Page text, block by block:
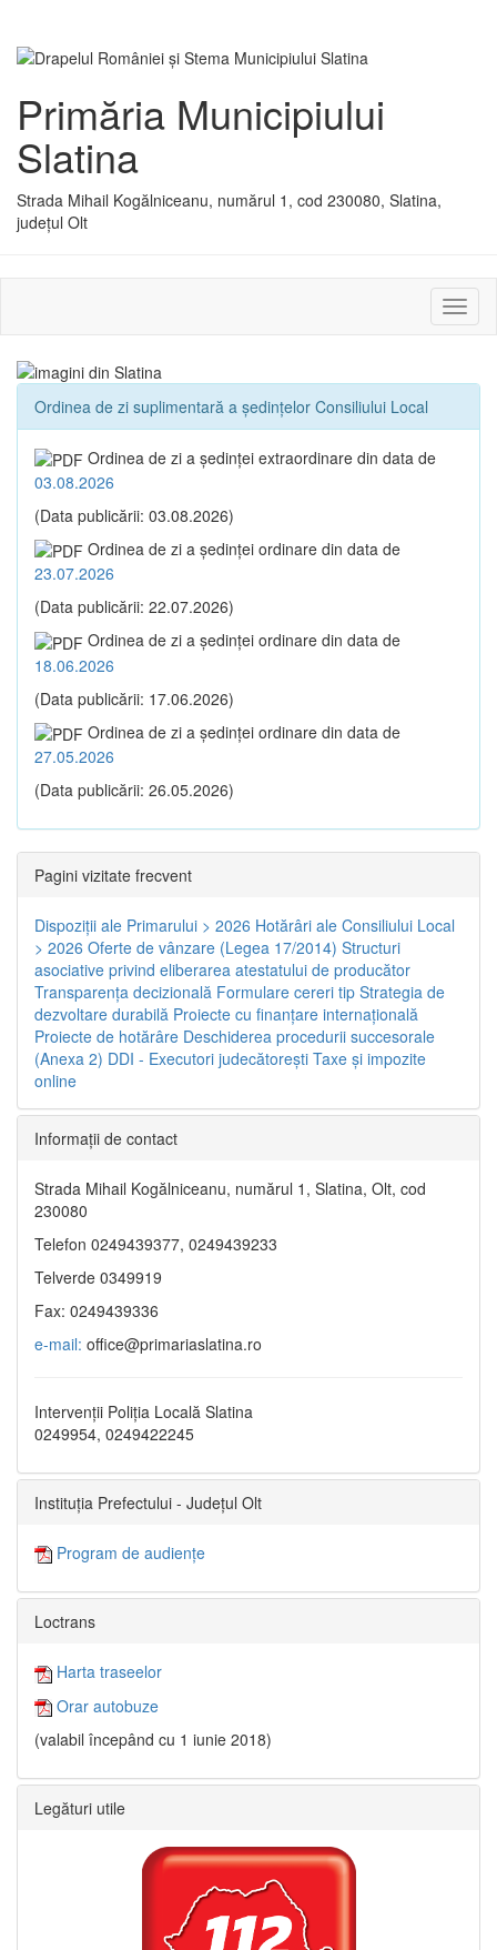
Primăria Municipiului
Slatina
Strada Mihail Kogălniceanu, numărul 1, cod 230080, Slatina,
județul Olt
sau
Ordinea de zi suplimentară a ședințelor Consiliului Local
Ordinea de zi a şedinţei extraordinare din data de
03.08.2026
(Data publicării: 03.08.2026)
Ordinea de zi a şedinţei ordinare din data de
23.07.2026
(Data publicării: 22.07.2026)
Ordinea de zi a şedinţei ordinare din data de
18.06.2026
(Data publicării: 17.06.2026)
Ordinea de zi a şedinţei ordinare din data de
27.05.2026
(Data publicării: 26.05.2026)
Pagini vizitate frecvent
Dispoziţii ale Primarului > 2026 Hotărâri ale Consiliului Local
> 2026 Oferte de vânzare (Legea 17/2014) Structuri
asociative privind eliberarea atestatului de producător
Transparenţa decizională Formulare cereri tip Strategia de
dezvoltare durabilă Proiecte cu finanţare internaţională
Proiecte de hotărâre Deschiderea procedurii succesorale
(Anexa 2) DDI - Executori judecătorești Taxe şi impozite
online
Informaţii de contact
Strada Mihail Kogălniceanu, numărul 1, Slatina, Olt, cod
230080
Telefon 0249439377, 0249439233
Telverde 0349919
Fax: 0249439336
e-mail: office@primariaslatina.ro
Intervenții Poliția Locală Slatina
0249954, 0249422245
Instituția Prefectului - Județul Olt
Program de audiențe
Loctrans
Harta traseelor
Orar autobuze
(valabil începând cu 1 iunie 2018)
Legături utile